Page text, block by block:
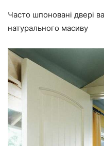
Часто шпоновані двері
натурального масиву